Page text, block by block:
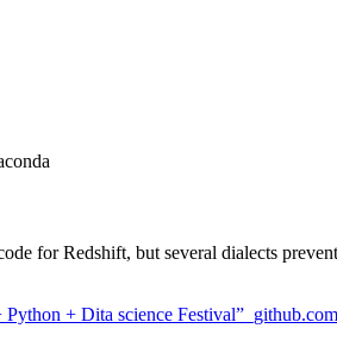
いうこと
ポイント キーボードを修理した
ントを自動でPDFにビルドする
のメンテナンスコスト
編
for Redshift, but several dialects
+ Dita science Festival”_github.com